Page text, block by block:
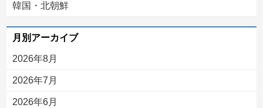
韓国・北朝鮮
月別アーカイブ
2026年8月
2026年7月
2026年6月